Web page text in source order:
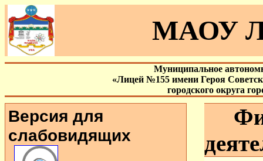
МАОУ
Муниципальное
«Лицей №155 имени Героя
городского округа
Версия для
слабовидящих